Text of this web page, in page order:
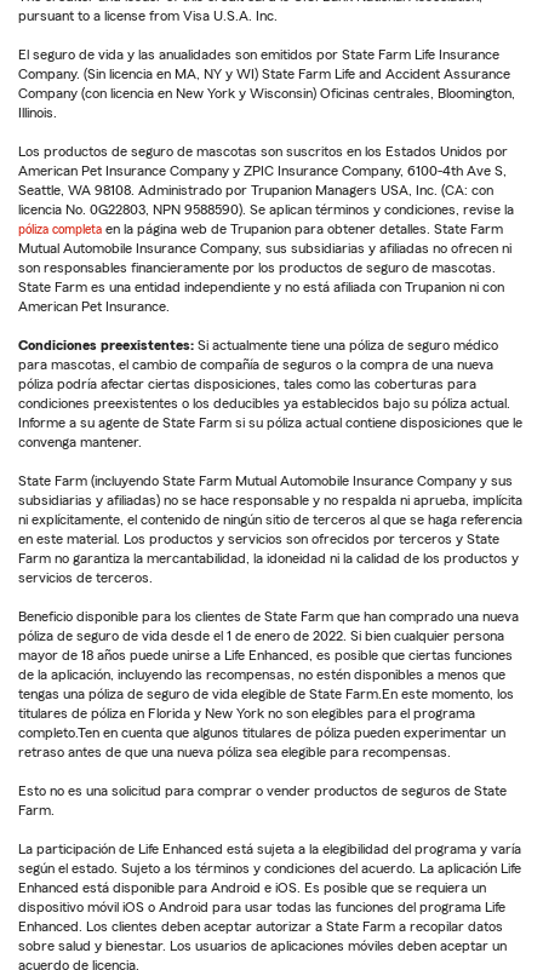
pursuant to a license from Visa U.S.A. Inc.
El seguro de vida y las anualidades son emitidos por State Farm Life Insurance
Company. (Sin licencia en MA, NY y WI) State Farm Life and Accident Assurance
Company (con licencia en New York y Wisconsin) Oficinas centrales, Bloomington,
Illinois.
Los productos de seguro de mascotas son suscritos en los Estados Unidos por
American Pet Insurance Company y ZPIC Insurance Company, 6100-4th Ave S,
Seattle, WA 98108. Administrado por Trupanion Managers USA, Inc. (CA: con
licencia No. 0G22803, NPN 9588590). Se aplican términos y condiciones, revise la
póliza completa en la página web de Trupanion para obtener detalles. State Farm
Mutual Automobile Insurance Company, sus subsidiarias y afiliadas no ofrecen ni
son responsables financieramente por los productos de seguro de mascotas.
State Farm es una entidad independiente y no está afiliada con Trupanion ni con
American Pet Insurance.
Condiciones preexistentes: Si actualmente tiene una póliza de seguro médico
para mascotas, el cambio de compañía de seguros o la compra de una nueva
póliza podría afectar ciertas disposiciones, tales como las coberturas para
condiciones preexistentes o los deducibles ya establecidos bajo su póliza actual.
Informe a su agente de State Farm si su póliza actual contiene disposiciones que le
convenga mantener.
State Farm (incluyendo State Farm Mutual Automobile Insurance Company y sus
subsidiarias y afiliadas) no se hace responsable y no respalda ni aprueba, implícita
ni explícitamente, el contenido de ningún sitio de terceros al que se haga referencia
en este material. Los productos y servicios son ofrecidos por terceros y State
Farm no garantiza la mercantabilidad, la idoneidad ni la calidad de los productos y
servicios de terceros.
Beneficio disponible para los clientes de State Farm que han comprado una nueva
póliza de seguro de vida desde el 1 de enero de 2022. Si bien cualquier persona
mayor de 18 años puede unirse a Life Enhanced, es posible que ciertas funciones
de la aplicación, incluyendo las recompensas, no estén disponibles a menos que
tengas una póliza de seguro de vida elegible de State Farm.En este momento, los
titulares de póliza en Florida y New York no son elegibles para el programa
completo.Ten en cuenta que algunos titulares de póliza pueden experimentar un
retraso antes de que una nueva póliza sea elegible para recompensas.
Esto no es una solicitud para comprar o vender productos de seguros de State
Farm.
La participación de Life Enhanced está sujeta a la elegibilidad del programa y varía
según el estado. Sujeto a los términos y condiciones del acuerdo. La aplicación Life
Enhanced está disponible para Android e iOS. Es posible que se requiera un
dispositivo móvil iOS o Android para usar todas las funciones del programa Life
Enhanced. Los clientes deben aceptar autorizar a State Farm a recopilar datos
sobre salud y bienestar. Los usuarios de aplicaciones móviles deben aceptar un
acuerdo de licencia.